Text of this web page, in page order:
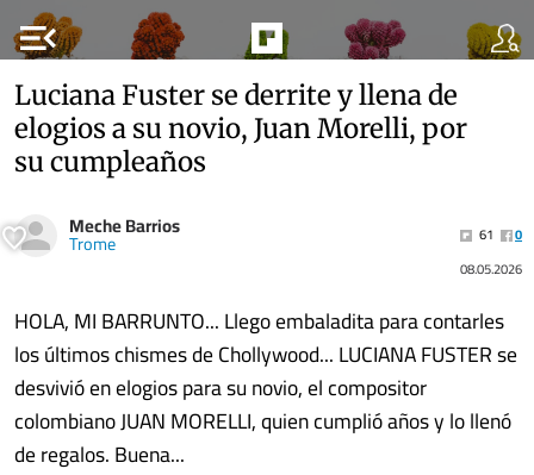
menu_open
Luciana Fuster se derrite y llena de
elogios a su novio, Juan Morelli, por
su cumpleaños
Meche Barrios
Trome 61
0
08.05.2026
HOLA, MI BARRUNTO... Llego embaladita para contarles
los últimos chismes de Chollywood... LUCIANA FUSTER se
desvivió en elogios para su novio, el compositor
colombiano JUAN MORELLI, quien cumplió años y lo llenó
de regalos. Buena...